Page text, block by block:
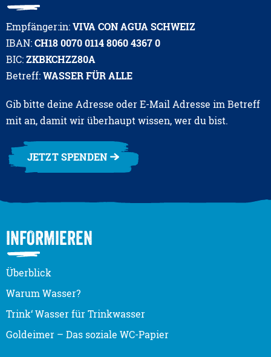
Empfänger:in:VIVA CON AGUA SCHWEIZ
IBAN:CH18 0070 0114 8060 4367 0
BIC:ZKBKCHZZ80A
Betreff:WASSER FÜR ALLE
Gib bitte deine Adresse oder E-Mail Adresse im Betreff
mit an, damit wir überhaupt wissen, wer du bist.
JETZT SPENDEN
INFORMIEREN
Überblick
Warum Wasser?
Trink‘ Wasser für Trinkwasser
Goldeimer – Das soziale WC-Papier